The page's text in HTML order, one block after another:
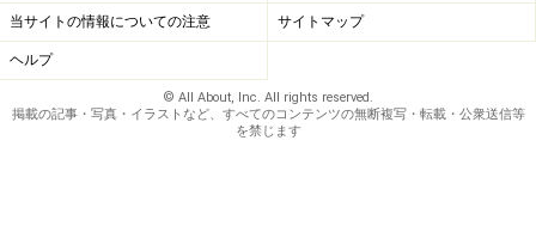
作性を確認してみると良いでしょう。
■音
意外と見落としがちなのが「音」です。特に、就寝時や
当サイトの情報についての注意 サイトマップ
ヘルプ
© All About, Inc. All rights reserved.
掲載の記事・写真・イラストなど、すべてのコンテンツの無断複写・転載・公衆送信等
を禁じます